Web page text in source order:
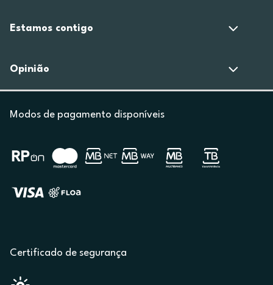
Estamos contigo
Opinião
Modos de pagamento disponíveis
Certificado de segurança